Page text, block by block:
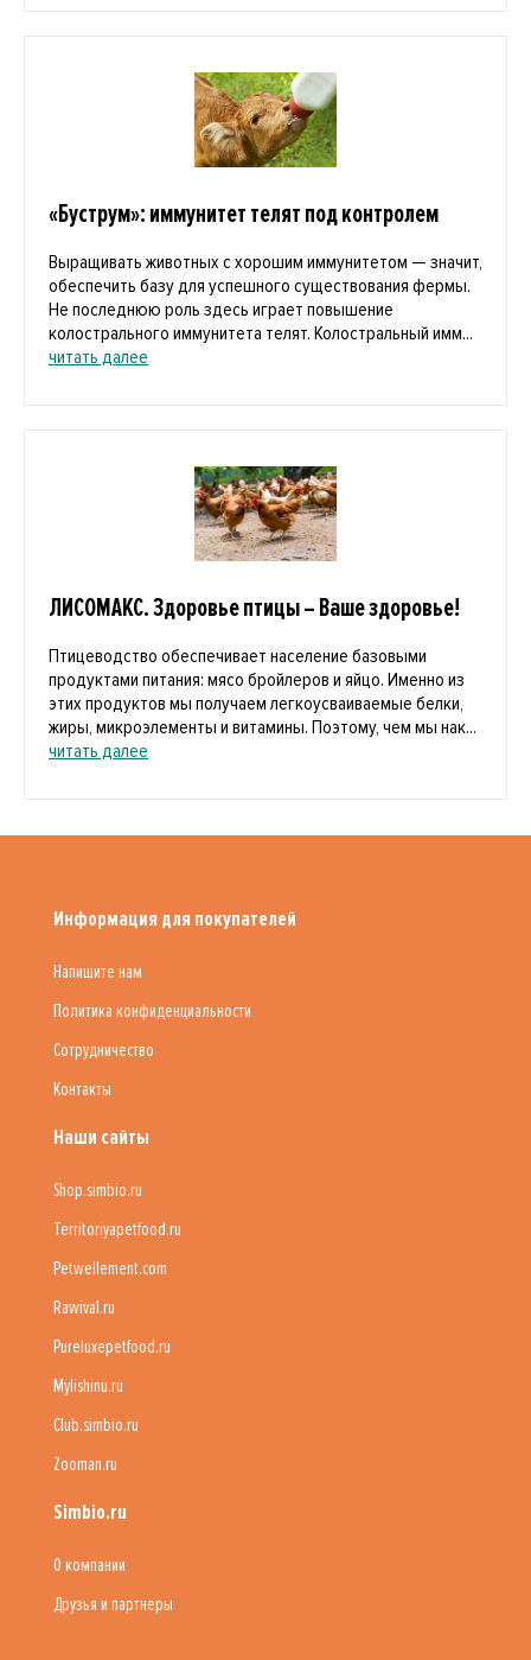
«Буструм»: иммунитет телят под контролем
Выращивать животных с хорошим иммунитетом — значит,
обеспечить базу для успешного существования фермы.
Не последнюю роль здесь играет повышение
колострального иммунитета телят. Колостральный имм...
читать далее
ЛИСОМАКС. Здоровье птицы – Ваше здоровье!
Птицеводство обеспечивает население базовыми
продуктами питания: мясо бройлеров и яйцо. Именно из
этих продуктов мы получаем легкоусваиваемые белки,
жиры, микроэлементы и витамины. Поэтому, чем мы нак...
читать далее
Информация для покупателей
Напишите нам
Политика конфиденциальности
Сотрудничество
Контакты
Наши сайты
Shop.simbio.ru
Territoriyapetfood.ru
Petwellement.com
Rawival.ru
Pureluxepetfood.ru
Mylishinu.ru
Club.simbio.ru
Zooman.ru
Simbio.ru
О компании
Друзья и партнеры